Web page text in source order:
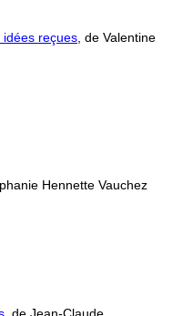
reçues , de Valentine
Hennette Vauchez